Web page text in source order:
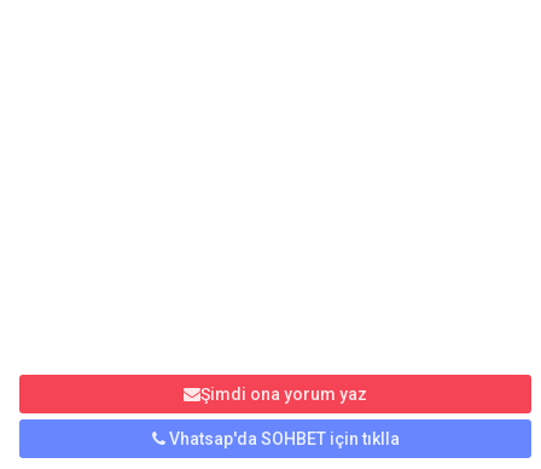
Şimdi ona yorum yaz
Vhatsap'da SOHBET için tıklla